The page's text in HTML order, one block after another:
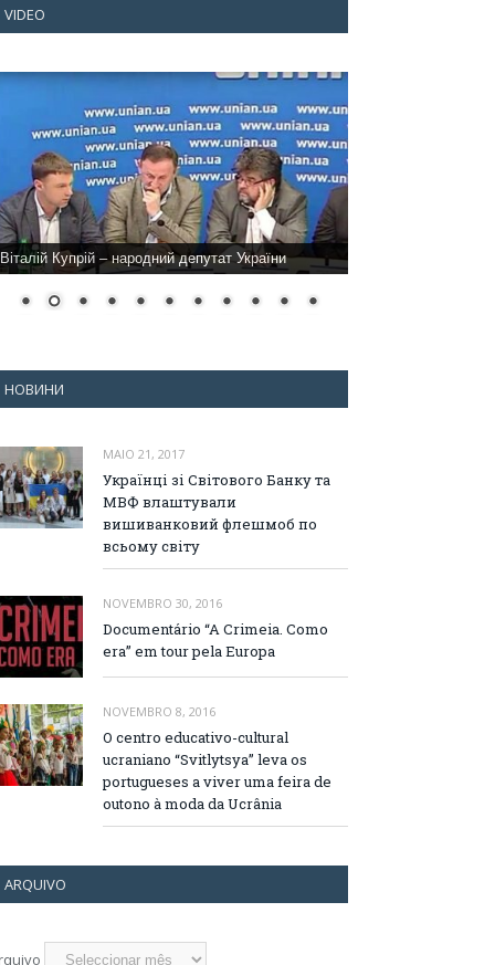
VIDEO
Віталій Купрій – народний депутат України
НОВИНИ
MAIO 21, 2017
Українці зі Світового Банку та
МВФ влаштували
вишиванковий флешмоб по
всьому світу
NOVEMBRO 30, 2016
Documentário “A Crimeia. Como
era” em tour pela Europa
NOVEMBRO 8, 2016
O centro educativo-cultural
ucraniano “Svitlytsya” leva os
portugueses a viver uma feira de
outono à moda da Ucrânia
ARQUIVO